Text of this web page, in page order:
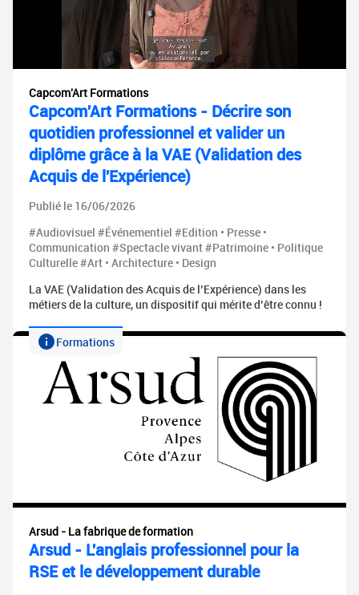
Capcom'Art Formations
Capcom'Art Formations - Décrire son
quotidien professionnel et valider un
diplôme grâce à la VAE (Validation des
Acquis de l'Expérience)
Publié le 16/06/2026
#Audiovisuel #Événementiel #Edition • Presse •
Communication #Spectacle vivant #Patrimoine • Politique
Culturelle #Art • Architecture • Design
La VAE (Validation des Acquis de l’Expérience) dans les
métiers de la culture, un dispositif qui mérite d’être connu !
Formations
Arsud - La fabrique de formation
Arsud - L'anglais professionnel pour la
RSE et le développement durable